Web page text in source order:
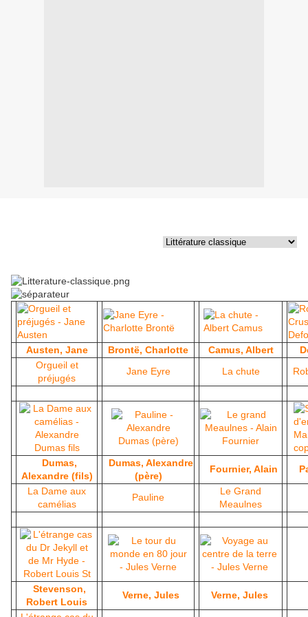
Austen, Jane Brontë, Charlotte Camus, Albert
Orgueil et
préjugés
Jane Eyre La chute
Dumas,
Alexandre (fils)
Dumas, Alexandre
(père)
Fournier, Alain
La Dame aux
camélias
Pauline
Le Grand
Meaulnes
Stevenson,
Robert Louis
Verne, Jules
Verne, Jules